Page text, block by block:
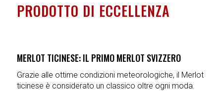
PRODOTTO DI ECCELLENZA
MERLOT TICINESE: IL PRIMO MERLOT SVIZZERO
Grazie alle ottime condizioni meteorologiche, il Merlot
ticinese è considerato un classico oltre ogni moda.